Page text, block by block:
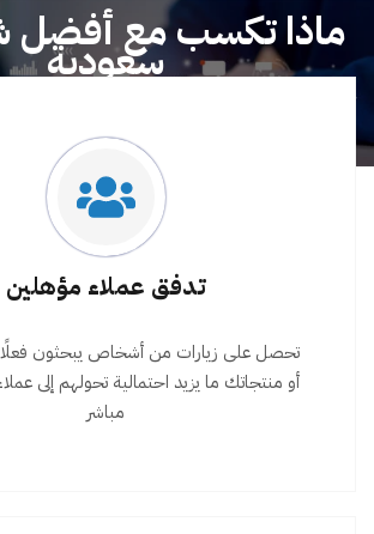
ماذا تكسب مع أفضل
سعودية
تدفق عملاء مؤهلين
تحصل على زيارات من أشخاص يبحثون
أو منتجاتك ما يزيد احتمالية تحولهم إلى
مباشر